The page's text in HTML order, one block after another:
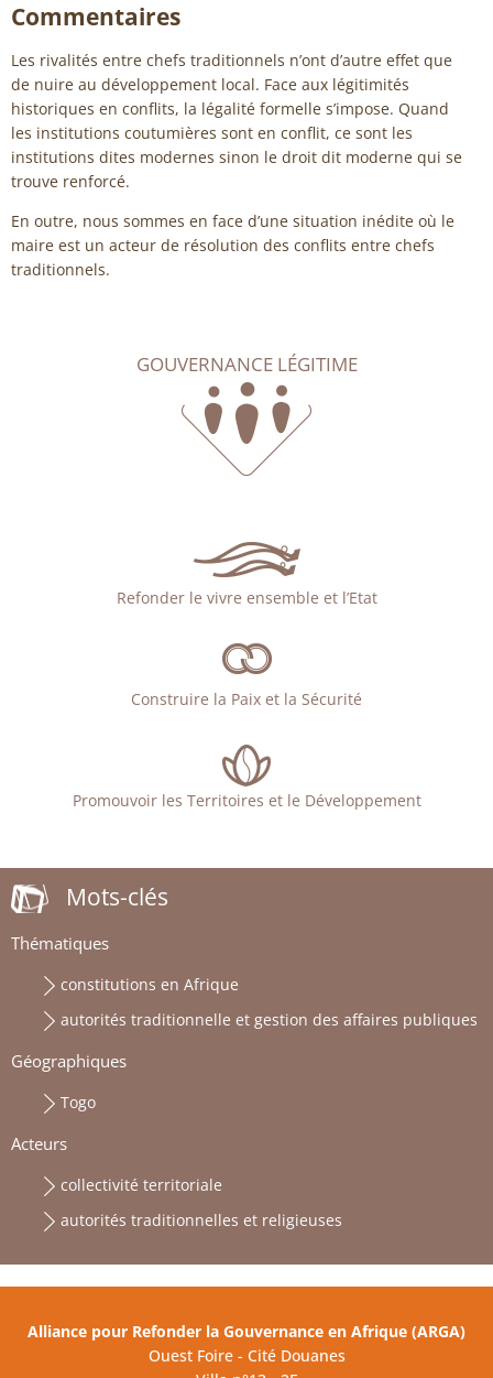
Commentaires
Les rivalités entre chefs traditionnels n’ont d’autre effet que
de nuire au développement local. Face aux légitimités
historiques en conflits, la légalité formelle s’impose. Quand
les institutions coutumières sont en conflit, ce sont les
institutions dites modernes sinon le droit dit moderne qui se
trouve renforcé.
En outre, nous sommes en face d’une situation inédite où le
maire est un acteur de résolution des conflits entre chefs
traditionnels.
GOUVERNANCE LÉGITIME
Refonder le vivre ensemble et l’Etat
Construire la Paix et la Sécurité
Promouvoir les Territoires et le Développement
Mots-clés
Thématiques
constitutions en Afrique
autorités traditionnelle et gestion des affaires publiques
Géographiques
Togo
Acteurs
collectivité territoriale
autorités traditionnelles et religieuses
Alliance pour Refonder la Gouvernance en Afrique (ARGA)
Ouest Foire - Cité Douanes